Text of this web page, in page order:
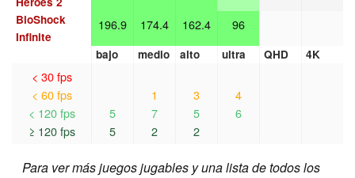
BioShock
Infinite
196.9 174.4 162.4 96
bajo medio alto ultra QHD 4K
< 30 fps
< 60 fps
< 120 fps
≥ 120 fps
5
5
1
7
2
3
5
2
4
6
Para ver más juegos jugables y una lista de todos los